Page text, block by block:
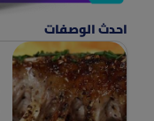
احدث الوصفات